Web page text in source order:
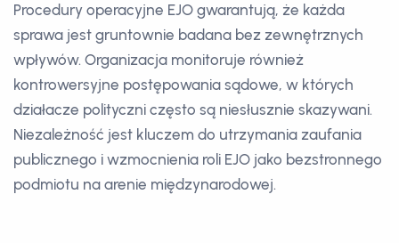
Procedury operacyjne EJO gwarantują, że każda
sprawa jest gruntownie badana bez zewnętrznych
wpływów. Organizacja monitoruje również
kontrowersyjne postępowania sądowe, w których
działacze polityczni często są niesłusznie skazywani.
Niezależność jest kluczem do utrzymania zaufania
publicznego i wzmocnienia roli EJO jako bezstronnego
podmiotu na arenie międzynarodowej.